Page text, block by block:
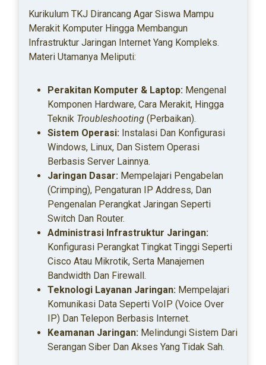
Kurikulum TKJ Dirancang Agar Siswa Mampu
Merakit Komputer Hingga Membangun
Infrastruktur Jaringan Internet Yang Kompleks.
Materi Utamanya Meliputi:
Perakitan Komputer & Laptop: Mengenal
Komponen Hardware, Cara Merakit, Hingga
Teknik Troubleshooting (perbaikan).
Sistem Operasi: Instalasi Dan Konfigurasi
Windows, Linux, Dan Sistem Operasi
Berbasis Server Lainnya.
Jaringan Dasar: Mempelajari Pengabelan
(crimping), Pengaturan IP Address, Dan
Pengenalan Perangkat Jaringan Seperti
Switch Dan Router.
Administrasi Infrastruktur Jaringan:
Konfigurasi Perangkat Tingkat Tinggi Seperti
Cisco Atau Mikrotik, Serta Manajemen
Bandwidth Dan Firewall.
Teknologi Layanan Jaringan: Mempelajari
Komunikasi Data Seperti VoIP (Voice Over
IP) Dan Telepon Berbasis Internet.
Keamanan Jaringan: Melindungi Sistem Dari
Serangan Siber Dan Akses Yang Tidak Sah.